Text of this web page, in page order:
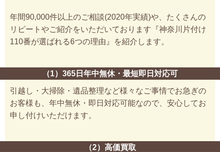
年間90,000件以上のご相談(2020年実績)や、たくさんの
リピートやご紹介をいただいております『神奈川片付け
110番が選ばれる6つの理由』を紹介します。
（1）365日年中無休・最短即日対応可
引越し・大掃除・遺品整理など様々なご事情でお急ぎの
お客様も、年中無休・即日対応可能なので、安心してお
申し付けいただけます。
（2）高価買取